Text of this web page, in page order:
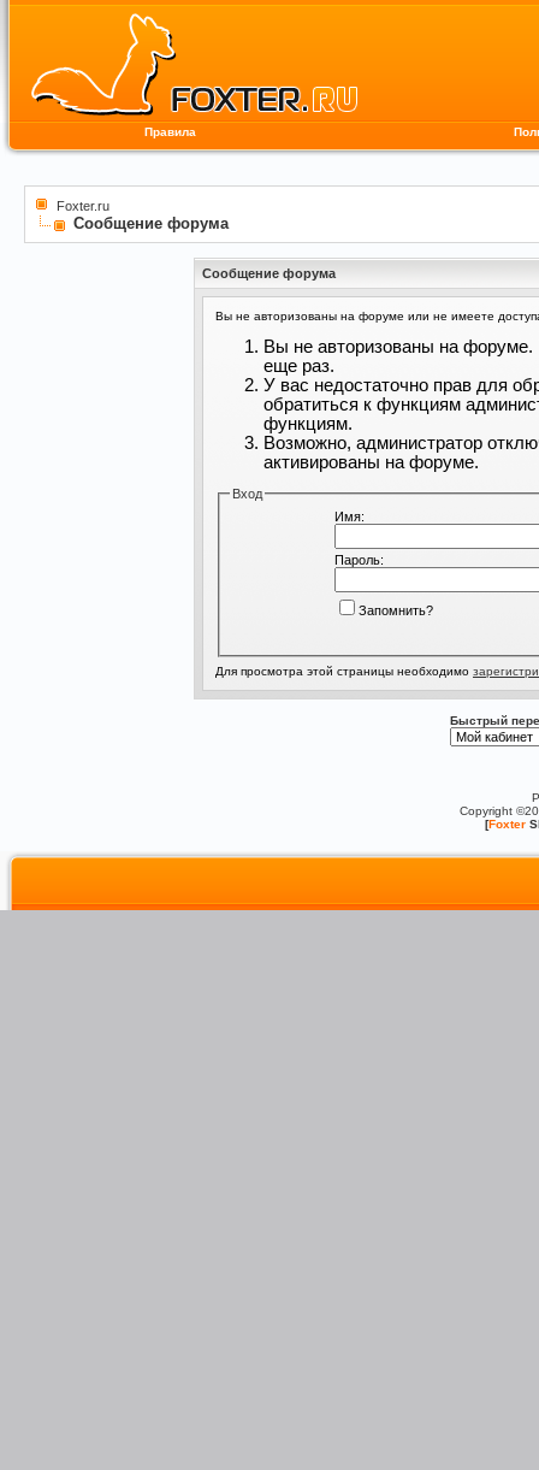
Правила
Foxter.ru
Сообщение форума
Сообщение форума
Вы не авторизованы на форуме или не имеете
Вы не авторизованы на форуме.
еще раз.
У вас недостаточно прав для
обратиться к функциям
функциям.
Возможно, администратор
активированы на форуме.
Вход
Имя:
Пароль:
Запомнить?
Для просмотра этой страницы необходимо
Быстрый
Copyright
[Foxter